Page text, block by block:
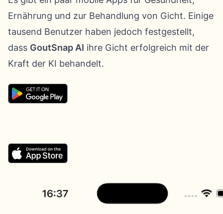
Ernährung und zur Behandlung von Gicht. Einige
tausend Benutzer haben jedoch festgestellt,
dass GoutSnap AI ihre Gicht erfolgreich mit der
Kraft der KI behandelt.